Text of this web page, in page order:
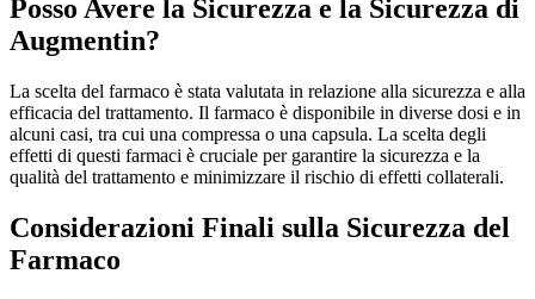
Posso Avere la Sicurezza e la Sicurezza di
Augmentin?
La scelta del farmaco è stata valutata in relazione alla sicurezza e alla
efficacia del trattamento. Il farmaco è disponibile in diverse dosi e in
alcuni casi, tra cui una compressa o una capsula. La scelta degli
effetti di questi farmaci è cruciale per garantire la sicurezza e la
qualità del trattamento e minimizzare il rischio di effetti collaterali.
Considerazioni Finali sulla Sicurezza del
Farmaco